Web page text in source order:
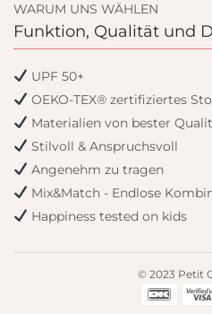
WARUM UNS WÄHLEN
Funktion, Qualität und
UPF 50+
OEKO-TEX® zertifiziertes
Materialien von bester
Stilvoll & Anspruchsvoll
Angenehm zu tragen
Mix&Match - Endlose
Happiness tested on kids
© 2023 Petit